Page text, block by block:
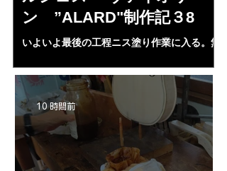
ン ”ALARD"制作記３8
いよいよ最後の工程ニス塗り作業に入る。無
ンタイン、スパイクラヴェンダーオイル，等
等を入れ３ケ月経過、ガーゼで濾し下地ニス
として３回ほど塗る。さらにそれをアルコー
ルで取る。ホワイト状態に戻す。自宅工房で
３０－４０回ニス塗りの手始めとなる・・。
10 時間前